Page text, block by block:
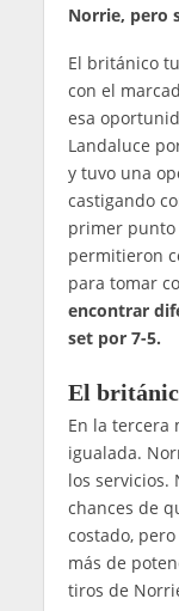
Norrie, pero
El británico
con el
esa
Landaluce
y tuvo una
castigando
primer punto
permitieron
para tomar
encontrar
set por 7-5.
El
En la tercera
igualada.
los servicios.
chances de
costado,
más de
tiros de